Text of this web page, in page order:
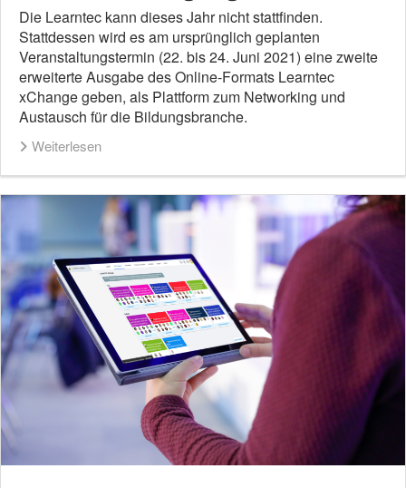
Die Learntec kann dieses Jahr nicht stattfinden.
Stattdessen wird es am ursprünglich geplanten
Veranstaltungstermin (22. bis 24. Juni 2021) eine zweite
erweiterte Ausgabe des Online-Formats Learntec
xChange geben, als Plattform zum Networking und
Austausch für die Bildungsbranche.
Weiterlesen